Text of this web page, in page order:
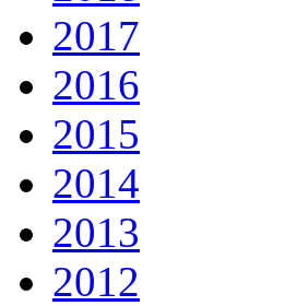
2017
2016
2015
2014
2013
2012